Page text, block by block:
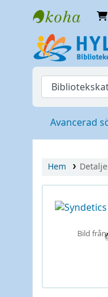
Hylte
Avancerad
Hem
Bild